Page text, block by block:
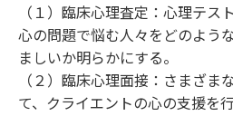
（１）臨床心理査定：心理テス
心の問題で悩む人々をどのよう
ましいか明らかにする。
（２）臨床心理面接：さまざま
て、クライエントの心の支援を行